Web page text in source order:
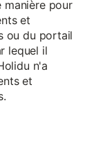
manière pour
et
ou du portail
lequel il
n'a
et